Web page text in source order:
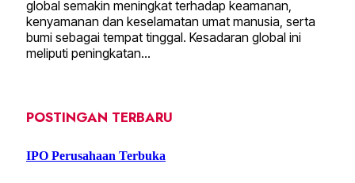
global semakin meningkat terhadap keamanan,
kenyamanan dan keselamatan umat manusia, serta
bumi sebagai tempat tinggal. Kesadaran global ini
meliputi peningkatan…
POSTINGAN TERBARU
IPO Perusahaan Terbuka